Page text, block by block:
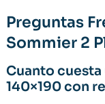
Preguntas
Sommier 2
Cuanto cuesta
140×190 con